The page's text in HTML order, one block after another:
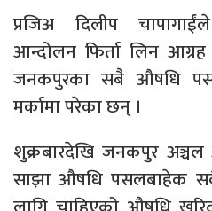
प्रजिअ दिलीप
आन्दोलन फिर्ता लिन
जनकपुरका सबै औषधि
मर्कामा परेका छन् ।
शुक्रबारदेखि जनकपुर अञ्चल
साझा औषधि पसलबाहेक